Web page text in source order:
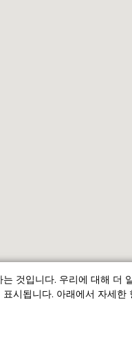
것입니다. 우리에 대해 더
시됩니다. 아래에서 자세한